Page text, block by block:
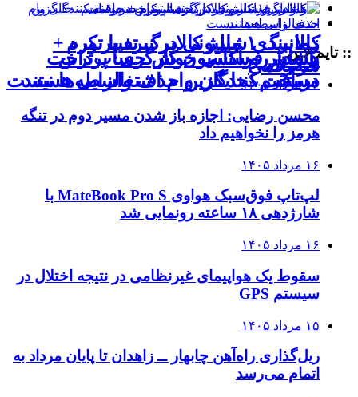
زمانبندی شارژ کالابرگ تغییر کرد +
جزئیات
کالابرگ ۱ میلیونی در نبرد با تورم
سه‌رقمی
هشدار فراکسیون کارگری: پرداخت
مستقیم، جایگزین حذف واسطه‌ها نیست
بانوان روستایی خوش حساب‌ترین
دریافت کنندگان وام‌ اشتغالزایی هستند
:: تایم لاین
۱۶ مرداد ۱۴۰۵
محسن رضایی: اجازه باز شدن مسیر دوم در تنگه
هرمز را نخواهیم داد
۱۶ مرداد ۱۴۰۵
لپ‌تاپ فوق‌سبک هواوی MateBook Pro S با
شارژدهی ۱۸ ساعته رونمایی شد
۱۶ مرداد ۱۴۰۵
سقوط یک هواپیمای غیرنظامی در نتیجه اختلال در
سیستم‌ GPS
۱۵ مرداد ۱۴۰۵
ریل‌گذاری راه‌آهن چابهار ــ زاهدان تا پایان مرداد به
اتمام می‌رسد